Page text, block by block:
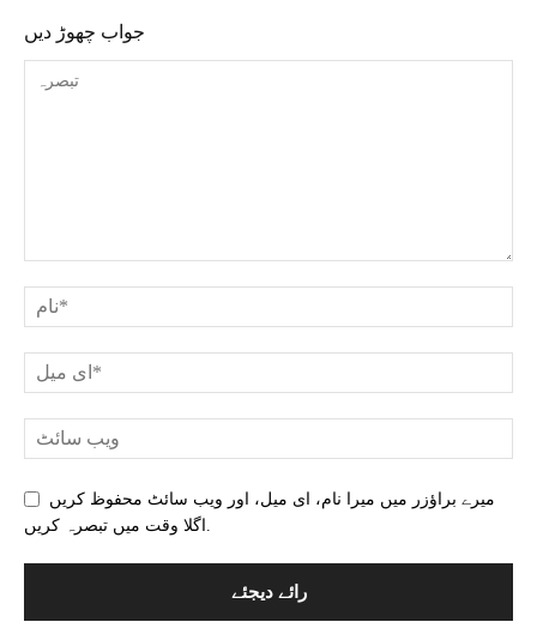
جواب چھوڑ دیں
میرے براؤزر میں میرا نام، ای میل، اور ویب سائٹ محفوظ کریں